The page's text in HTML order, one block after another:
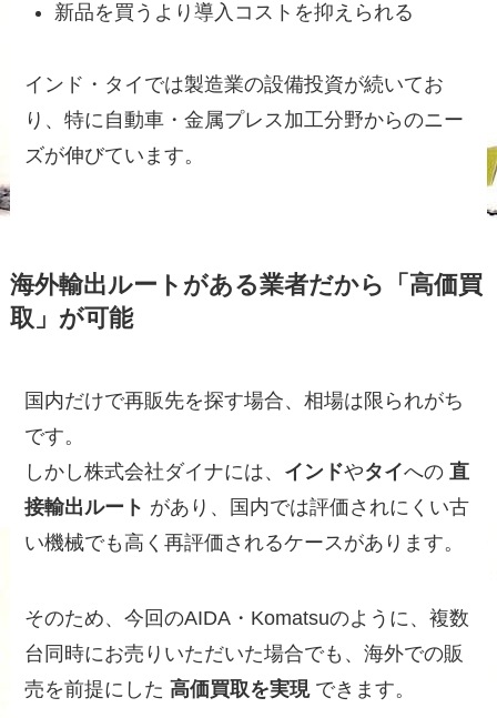
新品を買うより導入コストを抑えられる
インド・タイでは製造業の設備投資が続いてお
り、特に自動車・金属プレス加工分野からのニー
ズが伸びています。
海外輸出ルートがある業者だから「高価買
取」が可能
国内だけで再販先を探す場合、相場は限られがち
です。
しかし株式会社ダイナには、 インドやタイへの直
接輸出ルート があり、国内では評価されにくい古
い機械でも高く再評価されるケースがあります。
そのため、今回のAIDA・Komatsuのように、複数
台同時にお売りいただいた場合でも、海外での販
売を前提にした高価買取を実現できます。